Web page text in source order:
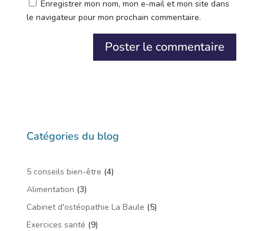
Enregistrer mon nom, mon e-mail et mon site dans
le navigateur pour mon prochain commentaire.
Catégories du blog
5 conseils bien-être (4)
Alimentation (3)
Cabinet d'ostéopathie La Baule (5)
Exercices santé (9)